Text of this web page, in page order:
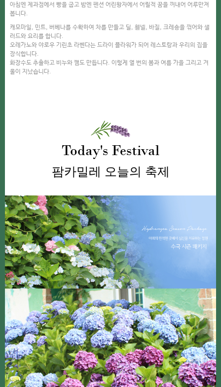
아침엔 제과점에서 빵을 굽고 밤엔 펜션 어린왕자에서 어릴적 꿈을 꺼내어 어루만져
봅니다.
캐모마일, 민트, 버베나를 수확하여 차를 만들고 딜, 휀넬, 바질, 크레숑을 꺾어와 샐
러드와 요리를 합니다.
오레가노와 야로우 기린초 라벤다는 드라이 플라워가 되어 레스토랑과 우리의 집을
장식합니다.
화장수도 추출하고 비누와 쨈도 만듭니다. 이렇게 열 번의 봄과 여름 가을 그리고 겨
울이 지났습니다.
Today's Festival
팜카밀레 오늘의 축제